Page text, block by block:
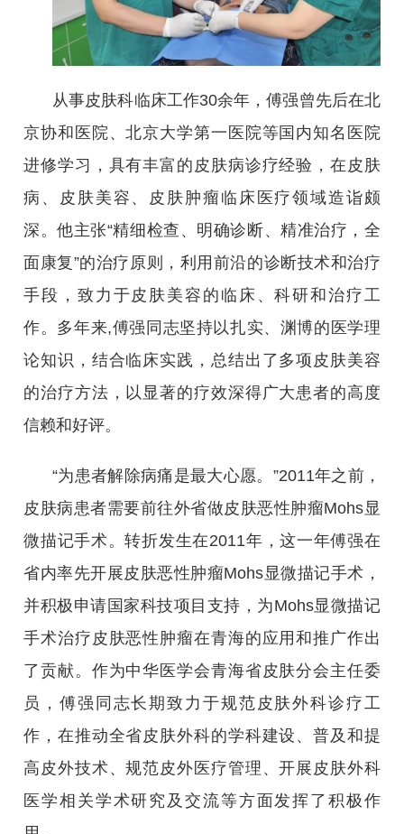
从事皮肤科临床工作30余年，傅强曾先后在北
京协和医院、北京大学第一医院等国内知名医院
进修学习，具有丰富的皮肤病诊疗经验，在皮肤
病、皮肤美容、皮肤肿瘤临床医疗领域造诣颇
深。他主张“精细检查、明确诊断、精准治疗，全
面康复”的治疗原则，利用前沿的诊断技术和治疗
手段，致力于皮肤美容的临床、科研和治疗工
作。多年来,傅强同志坚持以扎实、渊博的医学理
论知识，结合临床实践，总结出了多项皮肤美容
的治疗方法，以显著的疗效深得广大患者的高度
信赖和好评。
“为患者解除病痛是最大心愿。”2011年之前，
皮肤病患者需要前往外省做皮肤恶性肿瘤Mohs显
微描记手术。转折发生在2011年，这一年傅强在
省内率先开展皮肤恶性肿瘤Mohs显微描记手术，
并积极申请国家科技项目支持，为Mohs显微描记
手术治疗皮肤恶性肿瘤在青海的应用和推广作出
了贡献。作为中华医学会青海省皮肤分会主任委
员，傅强同志长期致力于规范皮肤外科诊疗工
作，在推动全省皮肤外科的学科建设、普及和提
高皮外技术、规范皮外医疗管理、开展皮肤外科
医学相关学术研究及交流等方面发挥了积极作